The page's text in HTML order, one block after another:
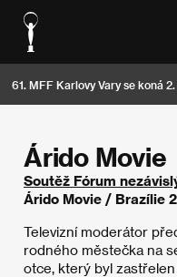
61. MFF Karlovy Vary se koná 2.
Árido Movie
Soutěž Fórum
Árido Movie / Brazílie
Televizní moderátor
rodného městečka na
otce, který byl